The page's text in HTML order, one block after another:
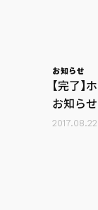
お知らせ
【完了】
お知らせ
2017.08.22